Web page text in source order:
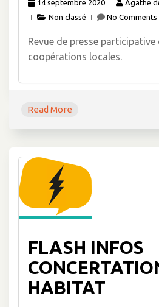
14 septembre 2020
Agathe
Non classé
No Comments
Revue de presse
coopérations locales.
Read More
FLASH INFOS
HABITAT